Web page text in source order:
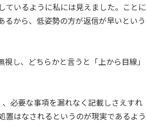
ているように私には見えました。ことに
から、低姿勢の方が返信が早いという
し、どちらかと言うと「上から目線」
必要な事項を漏れなく記載しさえすれ
はなされるというのが現実であるよう